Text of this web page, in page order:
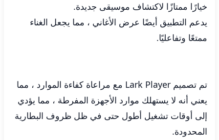
خيارًا ممتازًا لاكتشاف موسيقى جديدة.
يدعم التطبيق أيضًا عرض الأغاني ، مما يجعل الغناء
ممتعًا وتفاعليًا.
تم تصميم Lark Player مع مراعاة كفاءة الموارد ، مما
يعني أنه لا يستهلك موارد الأجهزة المفرطة ، مما يؤدي
إلى أوقات تشغيل أطول حتى في ظل ظروف البطارية
المحدودة.